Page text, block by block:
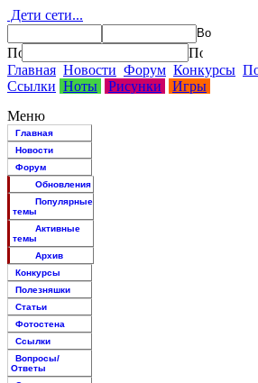
Дети сети...
Главная Новости Форум Конкурсы
Ссылки Ноты Рисунки
Игры
Меню
Главная
Новости
Форум
Обновления
Популярные
темы
Активные
темы
Архив
Конкурсы
Полезняшки
Статьи
Фотостена
Ссылки
Вопросы/
Ответы